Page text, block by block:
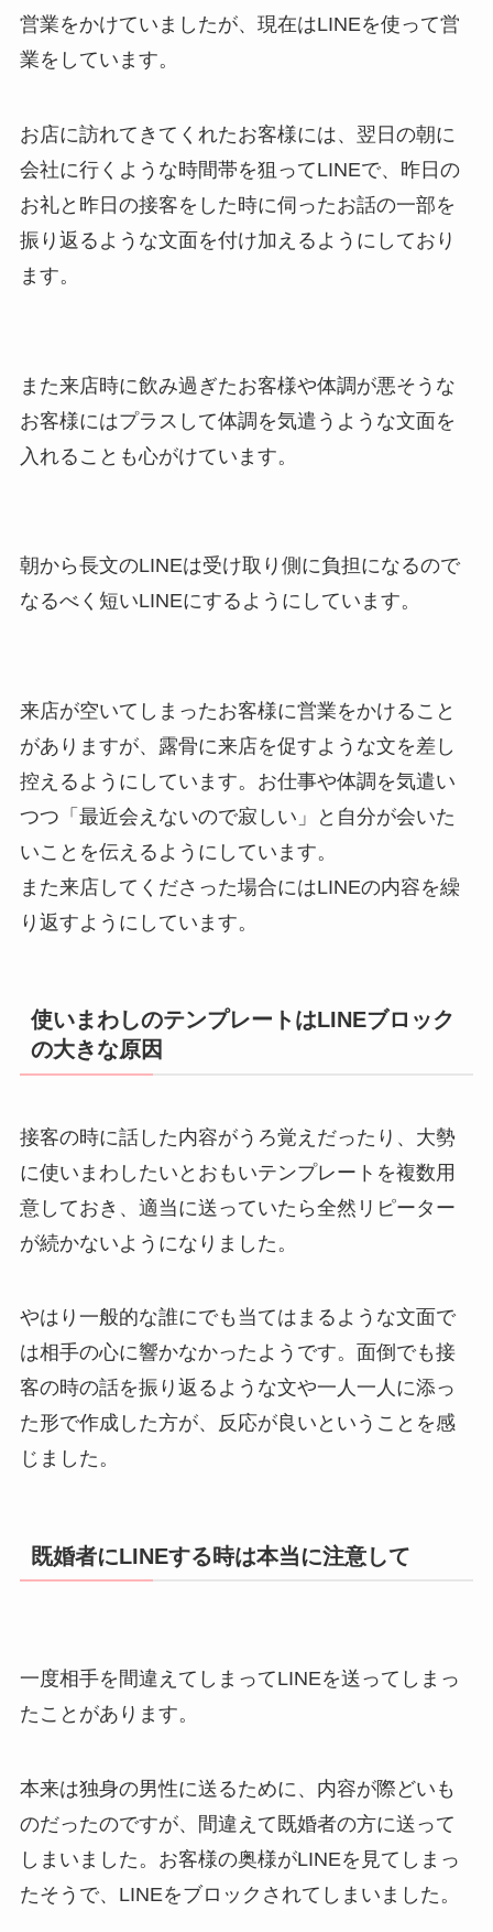
営業をかけていましたが、現在はLINEを使って営
業をしています。
お店に訪れてきてくれたお客様には、翌日の朝に
会社に行くような時間帯を狙ってLINEで、昨日の
お礼と昨日の接客をした時に伺ったお話の一部を
振り返るような文面を付け加えるようにしており
ます。
また来店時に飲み過ぎたお客様や体調が悪そうな
お客様にはプラスして体調を気遣うような文面を
入れることも心がけています。
朝から長文のLINEは受け取り側に負担になるので
なるべく短いLINEにするようにしています。
来店が空いてしまったお客様に営業をかけること
がありますが、露骨に来店を促すような文を差し
控えるようにしています。お仕事や体調を気遣い
つつ「最近会えないので寂しい」と自分が会いた
いことを伝えるようにしています。
また来店してくださった場合にはLINEの内容を繰
り返すようにしています。
使いまわしのテンプレートはLINEブロック
の大きな原因
接客の時に話した内容がうろ覚えだったり、大勢
に使いまわしたいとおもいテンプレートを複数用
意しておき、適当に送っていたら全然リピーター
が続かないようになりました。
やはり一般的な誰にでも当てはまるような文面で
は相手の心に響かなかったようです。面倒でも接
客の時の話を振り返るような文や一人一人に添っ
た形で作成した方が、反応が良いということを感
じました。
既婚者にLINEする時は本当に注意して
一度相手を間違えてしまってLINEを送ってしまっ
たことがあります。
本来は独身の男性に送るために、内容が際どいも
のだったのですが、間違えて既婚者の方に送って
しまいました。お客様の奥様がLINEを見てしまっ
たそうで、LINEをブロックされてしまいました。